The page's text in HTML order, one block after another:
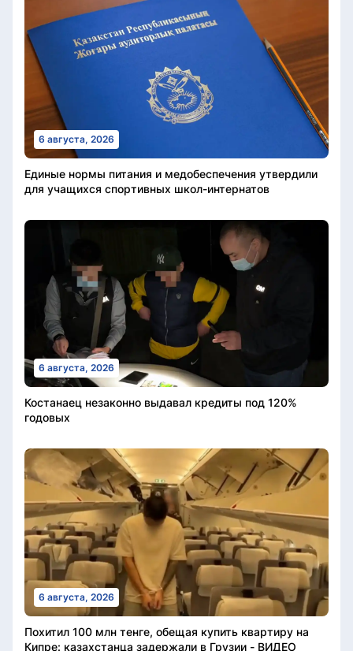
6 августа, 2026
Единые нормы питания и медобеспечения утвердили
для учащихся спортивных школ-интернатов
6 августа, 2026
Костанаец незаконно выдавал кредиты под 120%
годовых
6 августа, 2026
Похитил 100 млн тенге, обещая купить квартиру на
Кипре: казахстанца задержали в Грузии - ВИДЕО